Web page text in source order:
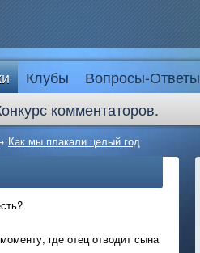
Клубы Вопросы-Ответы
комментаторов.
Как мы плакали целый год
где отец отводит сына